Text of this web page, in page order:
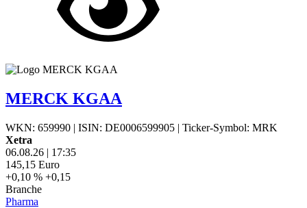
MERCK KGAA
WKN: 659990 | ISIN: DE0006599905 | Ticker-Symbol: MRK
Xetra
06.08.26 | 17:35
145,15 Euro
+0,10 % +0,15
Branche
Pharma